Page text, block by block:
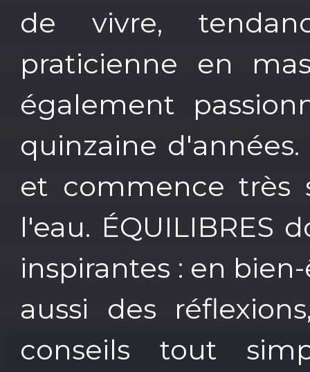
de vivre,
praticienne en
également
quinzaine
et commence très
l'eau. ÉQUILIBRES
inspirantes : en
aussi des
conseils tout